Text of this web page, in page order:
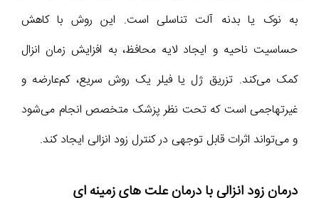
به نوک یا بدنه آلت تناسلی است. این روش با کاهش
حساسیت ناحیه و ایجاد لایه محافظ، به افزایش زمان انزال
کمک می‌کند. تزریق ژل یا فیلر یک روش سریع، کم‌عارضه و
غیرتهاجمی است که تحت نظر پزشک متخصص انجام می‌شود
و می‌تواند اثرات قابل توجهی در کنترل زود انزالی ایجاد کند.
درمان زود انزالی با درمان علت های زمینه‌ ای